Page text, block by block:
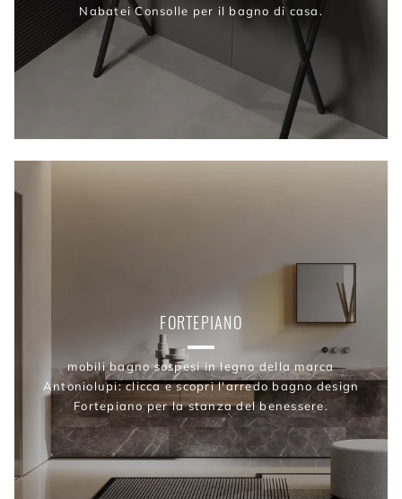
Nabatei Consolle per il bagno di casa.
FORTEPIANO
mobili bagno sospesi in legno della marca
Antoniolupi: clicca e scopri l'arredo bagno design
Fortepiano per la stanza del benessere.